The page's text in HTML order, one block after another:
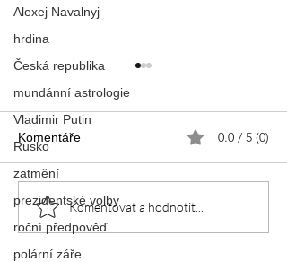
Alexej Navalnyj
hrdina
Česká republika
mundánní astrologie
Vladimir Putin
Rusko
zatmění
prezidentské volby
roční předpověď
polární záře
Requiem za minulost
Komentáře 0.0 / 5 (0)
Komentovat a hodnotit...